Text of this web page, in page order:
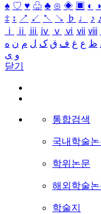
♠ ♡ ♥ ♧ ♣ ⊙ ◈ ▣ ◐ ◑
‡ ↕ ↗ ↙ ↖ ↘ ♭ ♩ ♪
ⅰ
ⅱ ⅲ ⅳ ⅴ ⅵ ⅶ ⅷ
ظ ع غ ف ق ک ل م ن ه
و ی
닫기
통합검색
국내학술
학위논문
해외학술논
학술지